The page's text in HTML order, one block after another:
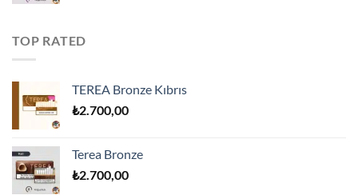
TOP RATED
TEREA Bronze Kıbrıs
₺2.700,00
Terea Bronze
₺2.700,00